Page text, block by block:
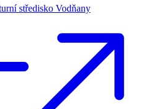
středisko Vodňany